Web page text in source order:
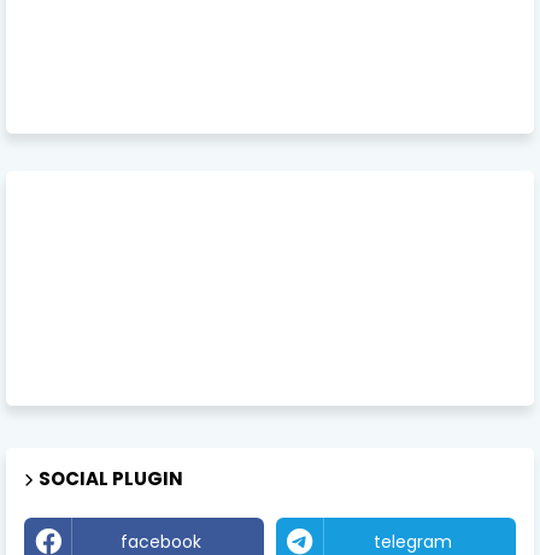
SOCIAL PLUGIN
facebook telegram